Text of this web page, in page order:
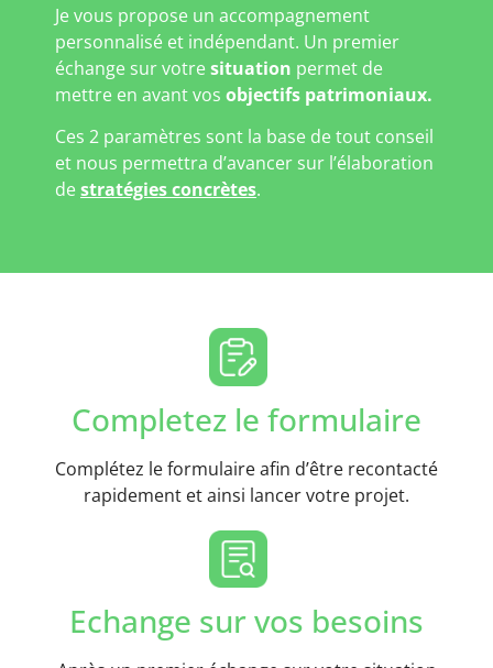
Je vous propose un accompagnement
personnalisé et indépendant. Un premier
échange sur votresituation permet de
mettre en avant vos objectifs patrimoniaux.
Ces 2 paramètres sont la base de tout conseil
et nous permettra d’avancer sur l’élaboration
destratégies concrètes.
Completez le formulaire
Complétez le formulaire afin d’être recontacté
rapidement et ainsi lancer votre projet.
Echange sur vos besoins